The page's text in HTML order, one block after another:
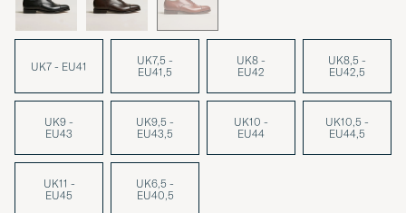
UK7 - EU41
UK7,5 -
EU41,5
UK8 -
EU42
UK8,5 -
EU42,5
UK9 -
EU43
UK9,5 -
EU43,5
UK10 -
EU44
UK10,5 -
EU44,5
UK11 -
EU45
UK6,5 -
EU40,5